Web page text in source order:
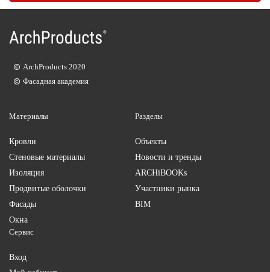
Материалы
Кровли
Стеновые материалы
Изоляция
Продвитые оболочки
Фасады
Окна
Разделы
Объекты
Новости и тренды
ARCHiBOOKs
Участники рынка
BIM
Сервис
Вход
ArchProducts 2020
Фасадная академия